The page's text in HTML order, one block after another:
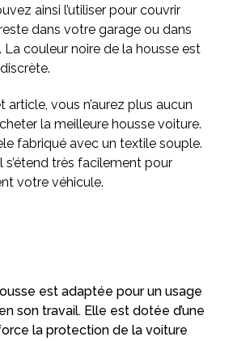
ainsi l’utiliser pour couvrir
dans votre garage ou dans
La couleur noire de la housse est
article, vous n’aurez plus aucun
la meilleure housse voiture.
fabriqué avec un textile souple.
s’étend très facilement pour
votre véhicule.
est adaptée pour un usage
son travail. Elle est dotée d’une
la protection de la voiture